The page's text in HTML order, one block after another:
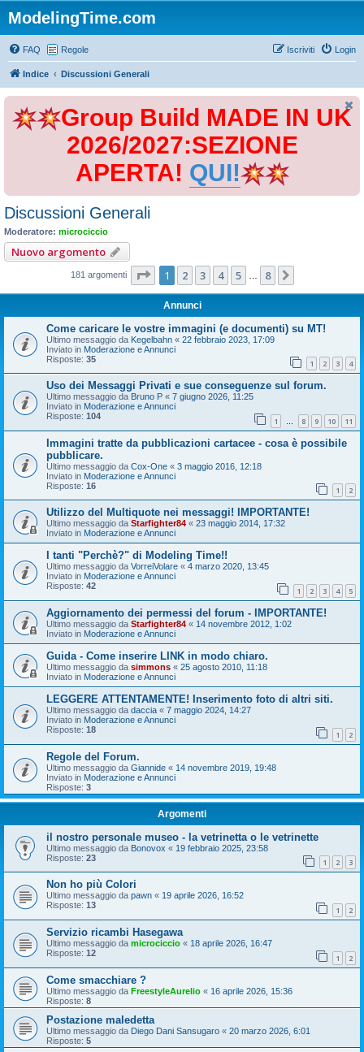
ModelingTime.com
FAQ Regole Login
Iscriviti
Indice Discussioni Generali
Group Build MADE IN UK
2026/2027:SEZIONE
APERTA! QUI!
Discussioni Generali
Moderatore: microciccio
Nuovo argomento
181 argomenti Pagina di
1 2 3 4 5 8
Annunci
Come caricare le vostre immagini (e documenti) su MT!
Ultimo messaggio da Kegelbahn « 22 febbraio 2023, 17:09
Inviato in Moderazione e Annunci
Risposte: 35 1 2 3 4
Uso dei Messaggi Privati e sue conseguenze sul forum.
Ultimo messaggio da Bruno P « 7 giugno 2026, 11:25
Inviato in Moderazione e Annunci
Risposte: 104 1 … 8 9 10 11
Immagini tratte da pubblicazioni cartacee - cosa è possibile
pubblicare.
Ultimo messaggio da Cox-One « 3 maggio 2016, 12:18
Inviato in Moderazione e Annunci
Risposte: 16 1 2
Utilizzo del Multiquote nei messaggi! IMPORTANTE!
Ultimo messaggio da Starfighter84 « 23 maggio 2014, 17:32
Inviato in Moderazione e Annunci
I tanti "Perchè?" di Modeling Time!!
Ultimo messaggio da VorreiVolare « 4 marzo 2020, 13:45
Inviato in Moderazione e Annunci
Risposte: 42 1 2 3 4 5
Aggiornamento dei permessi del forum - IMPORTANTE!
Ultimo messaggio da Starfighter84 « 14 novembre 2012, 1:02
Inviato in Moderazione e Annunci
Guida - Come inserire LINK in modo chiaro.
Ultimo messaggio da simmons « 25 agosto 2010, 11:18
Inviato in Moderazione e Annunci
LEGGERE ATTENTAMENTE! Inserimento foto di altri siti.
Ultimo messaggio da daccia « 7 maggio 2024, 14:27
Inviato in Moderazione e Annunci
Risposte: 18 1 2
Regole del Forum.
Ultimo messaggio da Giannide « 14 novembre 2019, 19:48
Inviato in Moderazione e Annunci
Risposte: 3
Argomenti
il nostro personale museo - la vetrinetta o le vetrinette
Ultimo messaggio da Bonovox « 19 febbraio 2025, 23:58
Risposte: 23 1 2 3
Non ho più Colori
Ultimo messaggio da pawn « 19 aprile 2026, 16:52
Risposte: 13 1 2
Servizio ricambi Hasegawa
Ultimo messaggio da microciccio « 18 aprile 2026, 16:47
Risposte: 12 1 2
Come smacchiare ?
Ultimo messaggio da FreestyleAurelio « 16 aprile 2026, 15:36
Risposte: 8
Postazione maledetta
Ultimo messaggio da Diego Dani Sansugaro « 20 marzo 2026, 6:01
Risposte: 5